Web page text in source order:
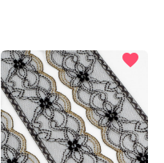
favorite